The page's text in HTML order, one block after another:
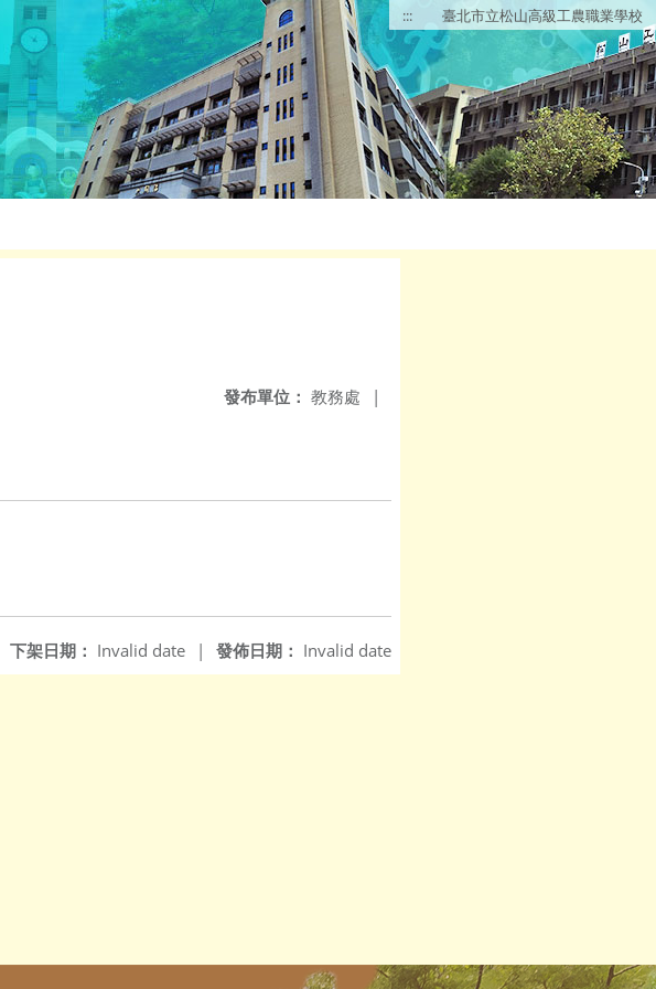
::: 臺北市立松山高級工農職業學校
發布單位： 教務處 |
發佈日期： Invalid date
下架日期： Invalid date |